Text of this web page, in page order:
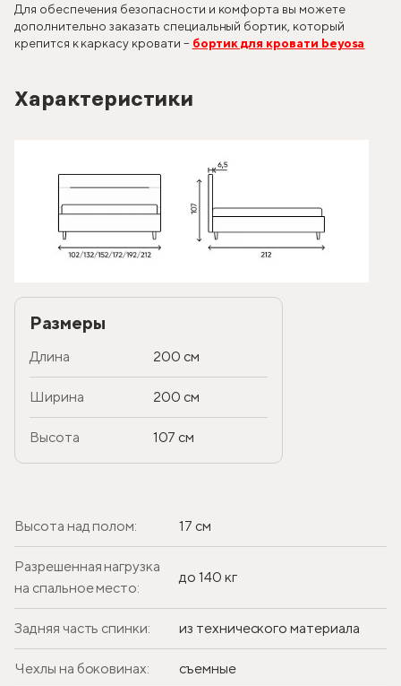
Для обеспечения безопасности и комфорта вы можете
дополнительно заказать специальный бортик, который
крепится к каркасу кровати – бортик для кровати beyosa
Характеристики
Размеры
Длина 200 см
Ширина 200 см
Высота 107 см
Высота над полом: 17 см
Разрешенная нагрузка
на спальное место:
до 140 кг
Задняя часть спинки: из технического материала
Чехлы на боковинах: съемные